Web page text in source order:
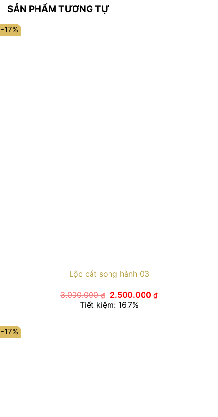
SẢN PHẨM TƯƠNG TỰ
-17%
Lộc cát song hành 03
3.000.000₫
Giá
gốc
là:
2.500.000 ₫Giá
hiện
Tiết kiệm: 16.7%
-17%